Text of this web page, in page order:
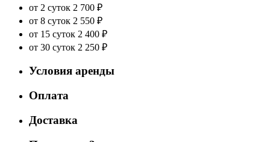
от 2 суток 2 700 ₽
от 8 суток 2 550 ₽
от 15 суток 2 400 ₽
от 30 суток 2 250 ₽
Условия аренды
Оплата
Доставка